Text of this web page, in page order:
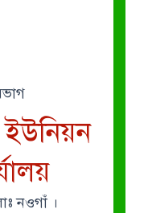
নওগাঁ ।